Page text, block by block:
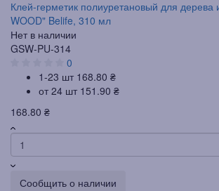
Клей-герметик полиуретановый для дерева
WOOD" Belife, 310 мл
Нет в наличии
GSW-PU-314
0
1-23 шт 168.80 ₴
от 24 шт 151.90 ₴
168.80 ₴
Сообщить о наличии